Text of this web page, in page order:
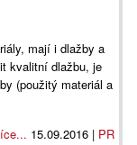
mají i dlažby a
kvalitní dlažbu, je
(použitý materiál a
15.09.2016 | PR